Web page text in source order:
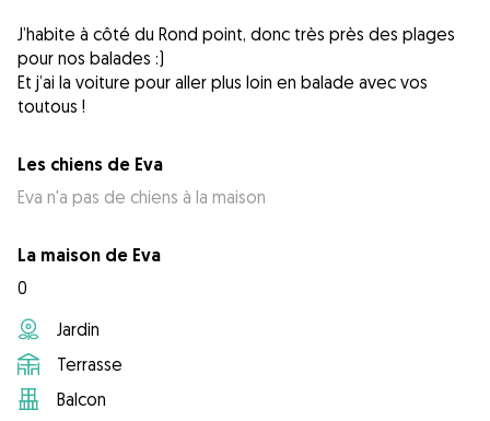
J’habite à côté du Rond point, donc très près des plages
pour nos balades :)
Et j’ai la voiture pour aller plus loin en balade avec vos
toutous !
Les chiens de Eva
Eva n'a pas de chiens à la maison
La maison de Eva
0
Jardin
Terrasse
Balcon